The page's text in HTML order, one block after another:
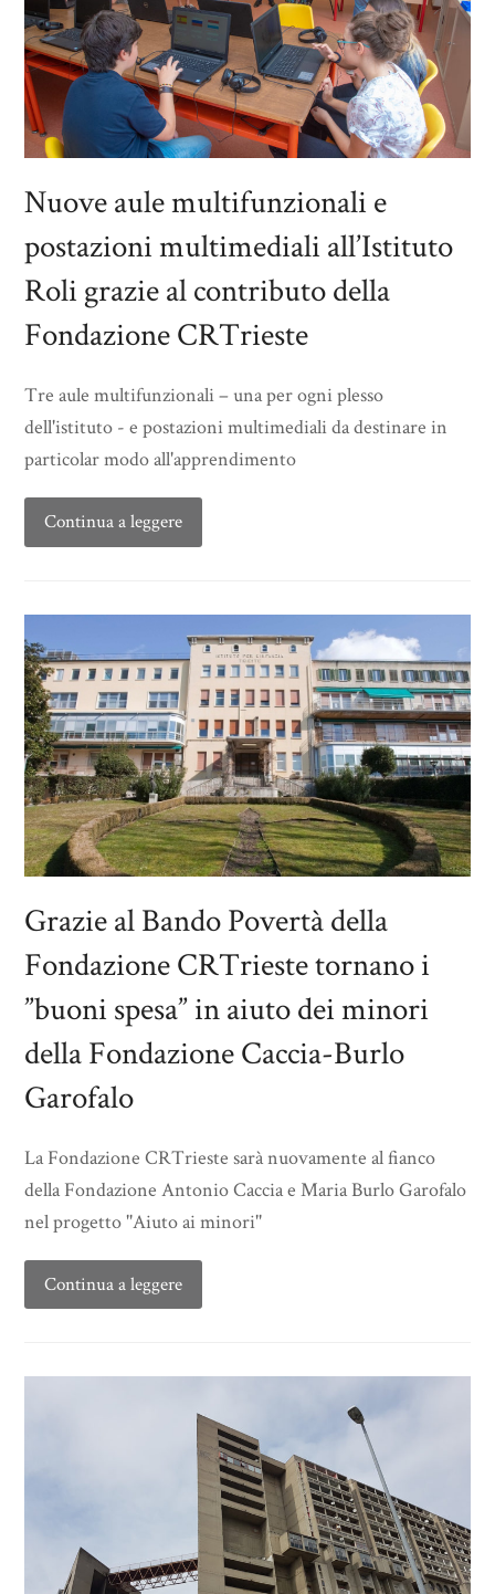
Nuove aule multifunzionali e
postazioni multimediali all’Istituto
Roli grazie al contributo della
Fondazione CRTrieste
Tre aule multifunzionali – una per ogni plesso
dell'istituto - e postazioni multimediali da destinare in
particolar modo all'apprendimento
Continua a leggere
Grazie al Bando Povertà della
Fondazione CRTrieste tornano i
”buoni spesa” in aiuto dei minori
della Fondazione Caccia-Burlo
Garofalo
La Fondazione CRTrieste sarà nuovamente al fianco
della Fondazione Antonio Caccia e Maria Burlo Garofalo
nel progetto ''Aiuto ai minori''
Continua a leggere